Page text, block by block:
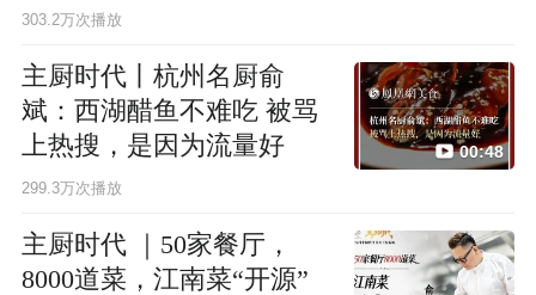
303.2万次播放
主厨时代丨杭州名厨俞
斌：西湖醋鱼不难吃 被骂
上热搜，是因为流量好
299.3万次播放
00:48
主厨时代 ｜50家餐厅，
8000道菜，江南菜“开源”